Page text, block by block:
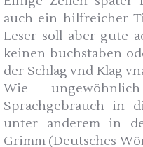
auch ein hilfreicher
Leser soll aber gute
keinen buchstaben
der Schlag vnd Klag
Wie
Sprachgebrauch in
unter anderem in
Grimm (Deutsches